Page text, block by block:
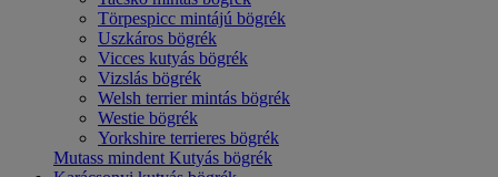
Törpespicc mintájú bögrék
Uszkáros bögrék
Vicces kutyás bögrék
Vizslás bögrék
Welsh terrier mintás bögrék
Westie bögrék
Yorkshire terrieres bögrék
Mutass mindent Kutyás bögrék